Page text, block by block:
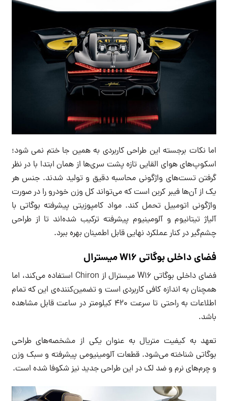
اما نکات برجسته این طراحی کاربردی به همین جا ختم نمی شود؛
اسکوپ‌های هوای القایی تازه پشت سری‌ها از همان ابتدا با در نظر
گرفتن تست‌های واژگونی محاسبه دقیق و تولید شدند. جنس هر
یک از آن‌ها فیبر کربن است که می‌تواند کل وزن خودرو را در صورت
واژگونی اتومبیل تحمل کند. مواد کامپوزیتی پیشرفته بوگاتی با
آلیاژ تیتانیوم و آلومینیوم پیشرفته ترکیب شده‌اند تا از طراحی
چشم‌گیر در کنار عملکرد نهایی قابل اطمینان بهره ببرد.
فضای داخلیبوگاتی W16میسترال
فضای داخلی بوگاتی W16 میسترال از Chiron استفاده می‌کند، اما
همچنان به اندازه کافی کاربردی است و تضمین‌‌کننده‌ی این که تمام
اطلاعات به راحتی تا سرعت 420 کیلومتر در ساعت قابل مشاهده
باشد.
تعهد به کیفیت متریال به عنوان یکی از مشخصه‌های طراحی
بوگاتی شناخته می‌شود. قطعات آلومینیومی پیشرفته و سبک وزن
و چرم‌های نرم و ضد لک در این طراحی جدید نیز شکوفا شده است.